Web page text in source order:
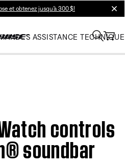
et obtenez jusqu’à 300 $!
ASSISTANCE TECHNIQUE
controls
soundbar